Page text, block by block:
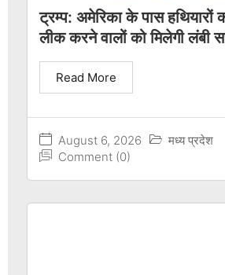
ट्रम्प: अमेरिका के पास हथियारों
लीक करने वालों को मिलेगी लंबी
August 6, 2026
मध्य प्रदेश
Comment (0)
Read More